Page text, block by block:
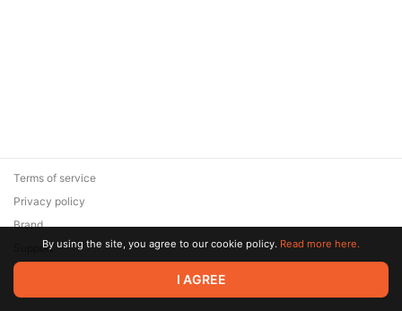
© 2026 Zaya Solutions Limited. All rights reserved. All trademarks
are the property of their respective owners.
Terms of service
Privacy policy
Brand
SupportBy using the site, you agree to our cookie policy. Read more here.
I AGREE